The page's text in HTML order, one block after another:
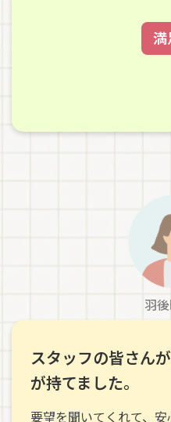
満
羽
スタッフの皆さん
が持てました。
要望を聞いてくれて、安